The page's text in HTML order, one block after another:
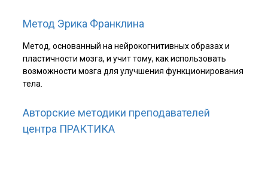
Метод Эрика Франклина
Метод, основанный на нейрокогнитивных образах и
пластичности мозга, и учит тому, как использовать
возможности мозга для улучшения функционирования
тела.
Авторские методики преподавателей
центра ПРАКТИКА